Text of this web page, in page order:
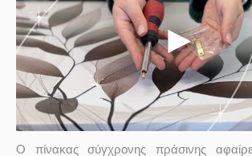
Ο πίνακας σύγχρονης πράσινης